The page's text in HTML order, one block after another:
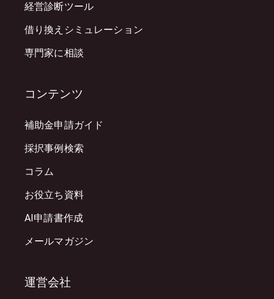
経営診断ツール
借り換えシミュレーション
専門家に相談
コンテンツ
補助金申請ガイド
採択事例検索
コラム
お役立ち資料
AI申請書作成
メールマガジン
運営会社